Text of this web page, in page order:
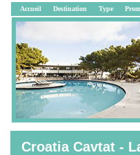
Accueil Destination Type
Croatia Cavtat -